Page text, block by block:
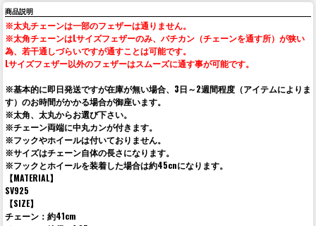
商品説明
※太丸チェーンは一部のフェザーは通りません。
※太角チェーンはLサイズフェザーのみ、バチカン（チェーンを通す所）が狭い
為、若干通しづらいですが通すことは可能です。
Lサイズフェザー以外のフェザーはスムーズに通す事が可能です。
※基本的に即日発送ですが在庫が無い場合、3日～2週間程度（アイテムによりま
す）のお時間がかかる場合が御座います。
※太角、太丸からお選び下さい。
※チェーン両端に中丸カンが付きます。
※フックやホイールは付いておりません。
※サイズはチェーン自体の長さになります。
※フックとホイールを装着した場合は約45cnになります。
【MATERIAL】
SV925
【SIZE】
チェーン：約41cm